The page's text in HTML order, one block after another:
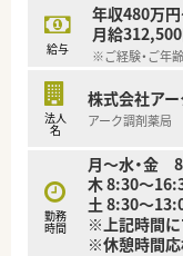
給与
年収480万
月給
※ご経験・ご年
法人
名
株式会社ア
アーク調剤薬局
勤務
時間
月～水・金
木 8:30～
土 8:30～
※上記時間
※休憩時間